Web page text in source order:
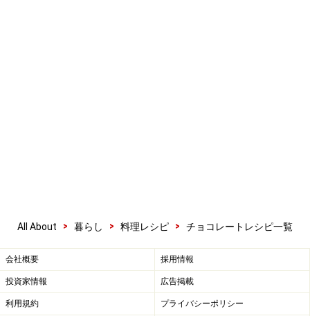
All About > 暮らし > 料理レシピ > チョコレートレシピ一覧
会社概要 採用情報
投資家情報 広告掲載
利用規約 プライバシーポリシー